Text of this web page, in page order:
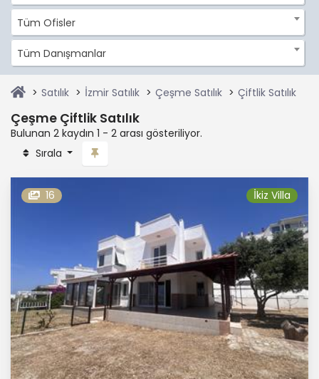
Tüm Ofisler
Tüm Danışmanlar
Satılık İzmir Satılık Çeşme Satılık Çiftlik Satılık
Çeşme Çiftlik Satılık
Bulunan 2 kaydın 1 - 2 arası gösteriliyor.
Sırala
16 İkiz Villa